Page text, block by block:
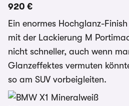
920 €
Ein enormes Hochglanz-
mit der Lackierung M
nicht schneller, auch wenn
Glanzeffektes vermuten
so am SUV vorbeigleiten.